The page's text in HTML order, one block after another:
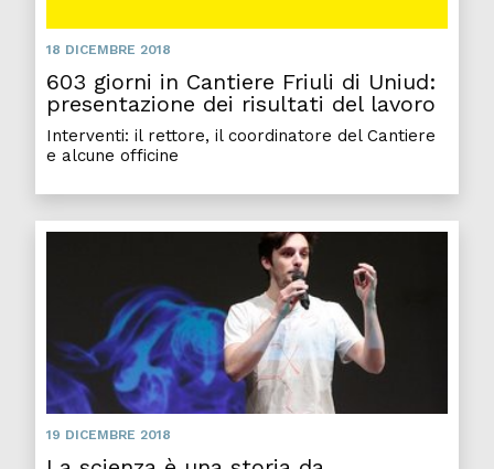
18 DICEMBRE 2018
603 giorni in Cantiere Friuli di Uniud:
presentazione dei risultati del lavoro
Interventi: il rettore, il coordinatore del Cantiere
e alcune officine
19 DICEMBRE 2018